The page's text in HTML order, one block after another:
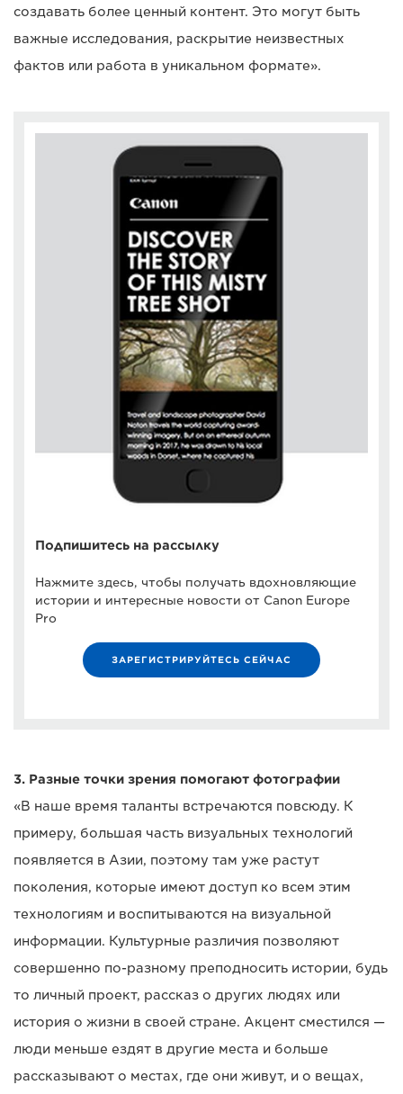
создавать более ценный контент. Это могут быть
важные исследования, раскрытие неизвестных
фактов или работа в уникальном формате».
Подпишитесь на рассылку
Нажмите здесь, чтобы получать вдохновляющие
истории и интересные новости от Canon Europe
Pro
ЗАРЕГИСТРИРУЙТЕСЬ СЕЙЧАС
3. Разные точки зрения помогают фотографии
«В наше время таланты встречаются повсюду. К
примеру, большая часть визуальных технологий
появляется в Азии, поэтому там уже растут
поколения, которые имеют доступ ко всем этим
технологиям и воспитываются на визуальной
информации. Культурные различия позволяют
совершенно по-разному преподносить истории, будь
то личный проект, рассказ о других людях или
история о жизни в своей стране. Акцент сместился —
люди меньше ездят в другие места и больше
рассказывают о местах, где они живут, и о вещах,